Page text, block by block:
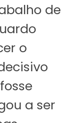
de
o
a ser